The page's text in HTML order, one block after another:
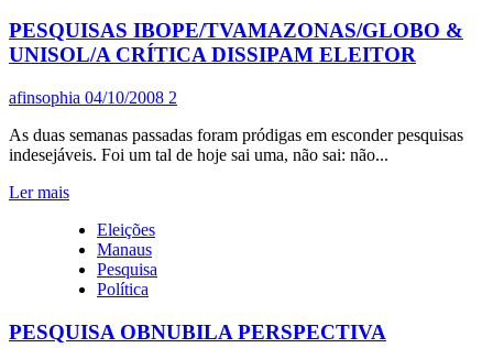
O
DIVÓRCIO…
PESQUISAS IBOPE/TVAMAZONAS/GLOBO &
UNISOL/A CRÍTICA DISSIPAM ELEITOR
afinsophia 04/10/2008 2
As duas semanas passadas foram pródigas em esconder pesquisas
indesejáveis. Foi um tal de hoje sai uma, não sai: não...
Ler maisLeia
sobre
PESQUISAS
IBOPE/TVAMAZONAS/GLOBO
&
CRÍTICA
Eleições
Manaus
Pesquisa
Política
PESQUISA OBNUBILA PERSPECTIVA